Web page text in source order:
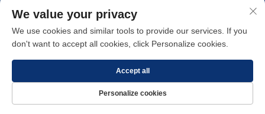
Clysubwch
Preifatrwydd
We value your privacy
We use cookies and similar tools to provide our services. If you
don't want to accept all cookies, click Personalize cookies.
Personalize cookies
Accept all